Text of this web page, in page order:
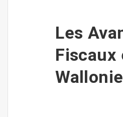
Les
Fiscaux
Wallonie